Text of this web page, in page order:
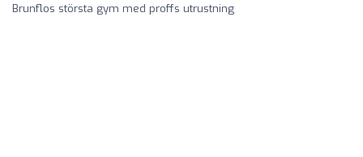
Brunflos största gym med proffs utrustning